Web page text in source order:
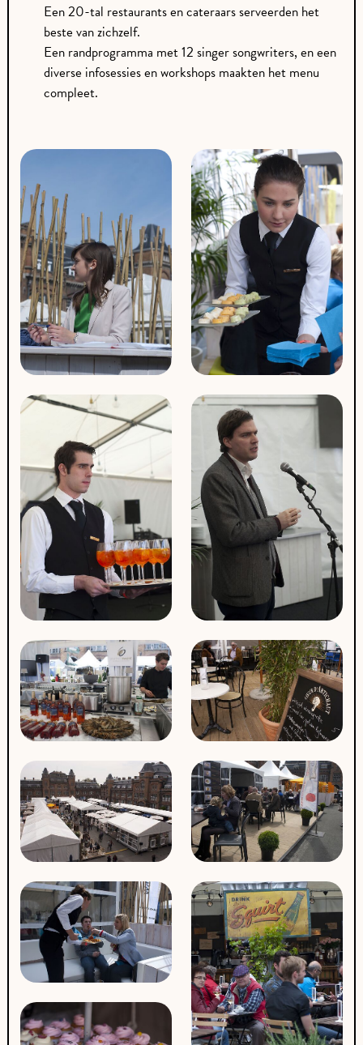
Een 20-tal restaurants en cateraars serveerden het
beste van zichzelf.
Een randprogramma met 12 singer songwriters, en een
diverse infosessies en workshops maakten het menu
compleet.